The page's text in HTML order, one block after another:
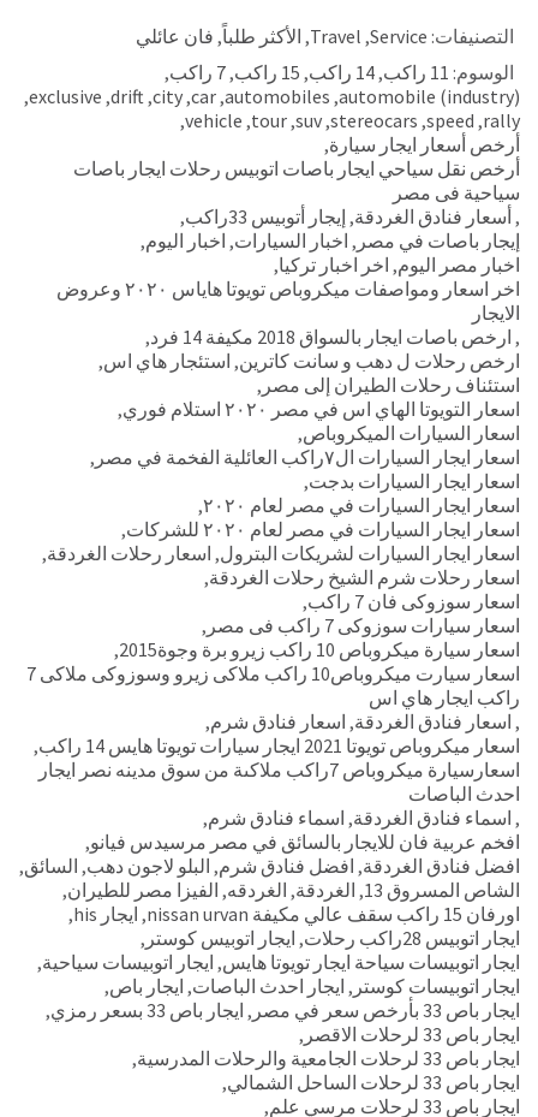
التصنيفات: Service
,
Travel
, الأكثر طلباً, فان عائلي
الوسوم: 11 راكب ,14 راكب , 15 راكب ,7 راكب
,
automobile (industry)
,
automobiles
,
car
,
city
,
drift
,
exclusive
,
rally
,
speed
,
stereocars
,
suv
,
tour
,
vehicle
,
أرخص أسعار ايجار سيارة,
أرخص نقل سياحي ايجار باصات اتوبيس رحلات ايجار باصات
سياحية فى مصر
,أسعار فنادق الغردقة, إيجار أتوبيس 33راكب
,
إيجار باصات في مصر , اخبار السيارات, اخبار اليوم,
اخبار مصر اليوم, اخر اخبار تركيا,
اخر اسعار ومواصفات ميكروباص تويوتا هاياس ٢٠٢٠ وعروض
الايجار
, ارخص باصات ايجار بالسواق 2018 مكيفة 14 فرد
,
ارخص رحلات ل دهب و سانت كاترين, استئجار هاي اس,
استئناف رحلات الطيران إلى مصر ,
اسعار التويوتا الهاي اس في مصر ٢٠٢٠ استلام فوري
,
اسعار السيارات الميكروباص,
اسعار ايجار السيارات ال٧راكب العائلية الفخمة في مصر
,
اسعار ايجار السيارات بدجت,
اسعار ايجار السيارات في مصر لعام ٢٠٢٠
,
اسعار ايجار السيارات في مصر لعام ٢٠٢٠ للشركات
,
اسعار ايجار السيارات لشريكات البترول, اسعار رحلات الغردقة,
اسعار رحلات شرم الشيخ رحلات الغردقة,
اسعار سوزوكى فان 7 راكب
,
اسعار سيارات سوزوكى 7 راكب فى مصر
,
اسعار سيارة ميكروباص 10 راكب زيرو برة وجوة2015
,
اسعار سيارت ميكروباص10 راكب ملاكى زيرو وسوزوكى ملاكى 7
راكب ايجار هاي اس
, اسعار فنادق الغردقة, اسعار فنادق شرم,
اسعار ميكروباص تويوتا 2021 ايجار سيارات تويوتا هايس 14 راكب
,
اسعارسيارة ميكروباص 7راكب ملاكىة من سوق مدينه نصر ايجار
احدث الباصات
, اسماء فنادق الغردقة, اسماء فنادق شرم,
افخم عربية فان للايجار بالسائق في مصر مرسيدس فيانو,
افضل فنادق الغردقة, افضل فنادق شرم, البلو لاجون دهب, السائق,
الشاص المسروق 13
, الغردقة, الغردقه, الفيزا مصر للطيران,
اورفان 15 راكب سقف عالي مكيفة nissan urvan
, ايجار his
,
ايجار اتوبيس 28راكب رحلات
, ايجار اتوبيس كوستر ,
ايجار اتوبيسات سياحة ايجار تويوتا هايس, ايجار اتوبيسات سياحية,
ايجار اتوبيسات كوستر , ايجار احدث الباصات, ايجار باص,
ايجار باص 33 بأرخص سعر في مصر
, ايجار باص 33 بسعر رمزي
,
ايجار باص 33 لرحلات الاقصر
,
ايجار باص 33 لرحلات الجامعية والرحلات المدرسية
,
ايجار باص 33 لرحلات الساحل الشمالي
,
ايجار باص 33 لرحلات مرسي علم
,